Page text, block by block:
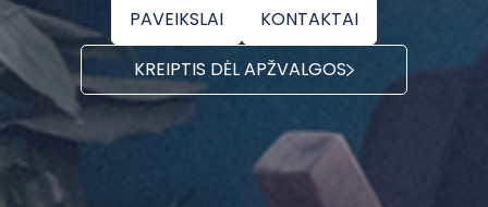
PAVEIKSLAI
KONTAKTAI
KREIPTIS DĖL APŽVALGOS